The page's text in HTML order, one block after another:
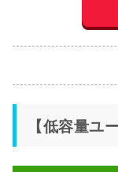
【低容量ユ